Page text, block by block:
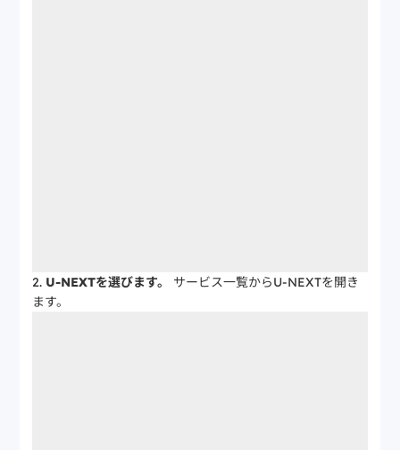
U-NEXTを選びます。
サービス一覧からU-NEXTを開き
ます。